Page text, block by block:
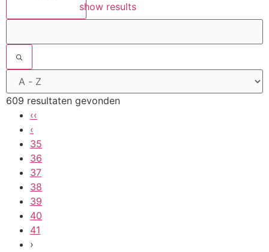
show results
609 resultaten gevonden
‹‹
‹
35
36
37
38
39
40
41
›